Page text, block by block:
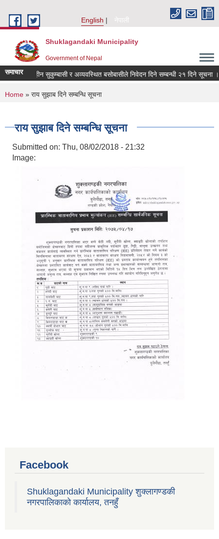
English
नेपाली
Shuklagandaki Municipality
Government of Nepal
समाचारभूमिहीन सुकुम्बासी र अव्यवस्थित बसोबासीले निवेदन दिने सम्बन्धी २१ दिने सूचना ।
You are here
Home » राय सुझाब दिने सम्बन्धि सूचना
राय सुझाब दिने सम्बन्धि सूचना
Submitted on: Thu, 08/02/2018 - 21:32
Image:
Facebook
Shuklagandaki Municipality शुक्लागण्डकी
नगरपालिकाको कार्यालय, तनहुँ